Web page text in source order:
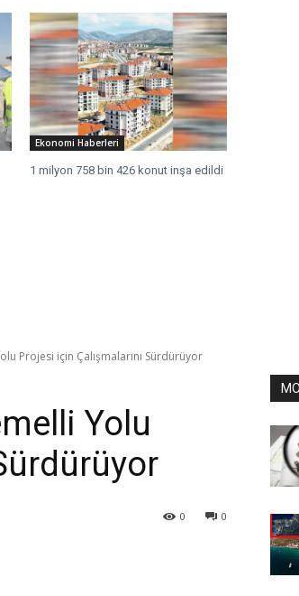
Ekonomi Haberleri
1 milyon 758 bin 426 konut inşa edildi